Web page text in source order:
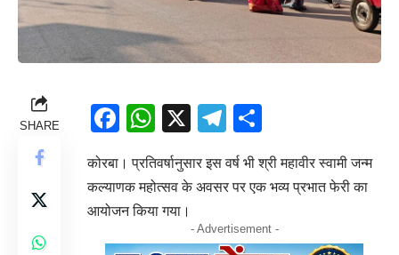
SHARE Facebook
WhatsApp
X Telegram
कोरबा। प्रतिवर्षानुसार इस वर्ष भी श्री महावीर स्वामी जन्म
कल्याणक महोत्सव के अवसर पर एक भव्य प्रभात फेरी का
आयोजन किया गया।
- Advertisement -